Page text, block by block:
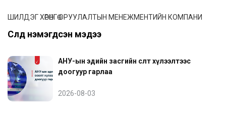
ШИЛДЭГ ХӨРӨНГӨ ОРУУЛАЛТЫН МЕНЕЖМЕНТИЙН КОМПАНИ
Сүүлд нэмэгдсэн мэдээ
АНУ-ын эдийн засгийн өсөлт хүлээлтээс
доогуур гарлаа
2026-08-03